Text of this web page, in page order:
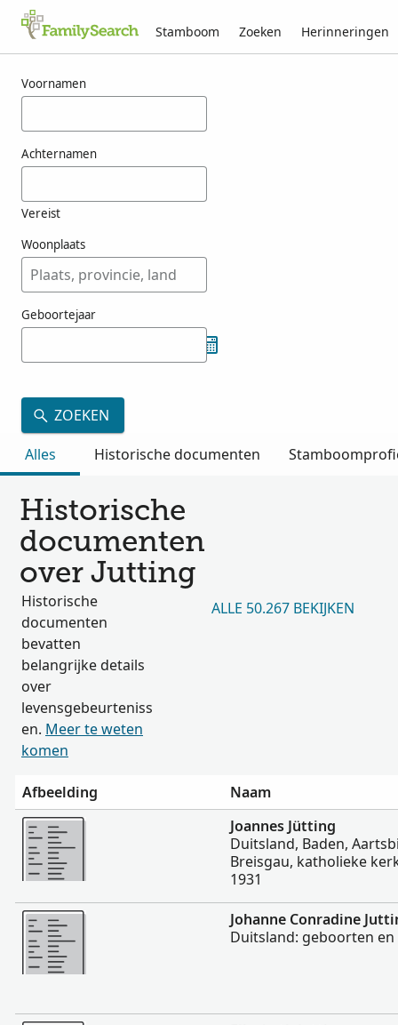
Stamboom Zoeken Herinneringen
Voornamen
Achternamen
Vereist
Woonplaats
Geboortejaar
ZOEKEN
Alles
Historische documenten
Historische
documenten
over Jutting
Historische
documenten
bevatten
belangrijke details
over
levensgebeurteniss
en. Meer te weten
komen
ALLE 50.267 BEKIJKEN
Afbeelding
Naam
Meer
Joannes Jütting
Duitsland, Baden,
Breisgau, katholieke
1931
Meer
Johanne Conradine
Duitsland: geboorten en